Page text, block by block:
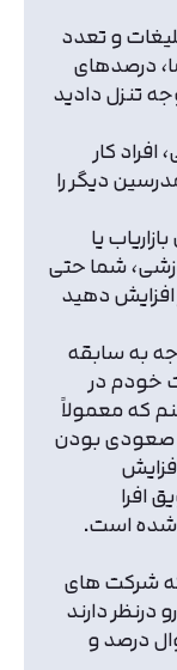
و تعدد
درصدهای
تنزل دادید
کار
دیگر را
یا
شما حتی
افزایش دهید
به سابقه
خودم در
که معمولاً
صعودی بودن
افرا
شده است.
شرکت های
دارند
درصد و